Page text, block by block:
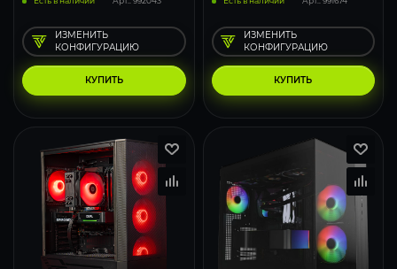
КУПИТЬ
ИЗМЕНИТЬ
КОНФИГУРАЦИЮ
КУПИТЬ
ИЗМЕНИТЬ
КОНФИГУРАЦИЮ